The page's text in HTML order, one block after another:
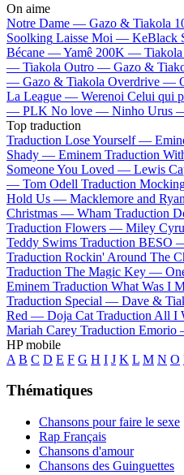
On aime
Notre Dame — Gazo & Tiakola
Soolking Laisse Moi — KeBlack
Bécane —Yamê 200K — Tiakola
— Tiakola Outro — Gazo &
— Gazo & Tiakola Overdrive —
La League — Werenoi Celui qui
— PLK No love — Ninho Urus
Top traduction
Traduction Lose Yourself —
Shady — Eminem Traduction
Someone You Loved — Lewis
— Tom Odell Traduction
Hold Us — Macklemore and
Christmas — Wham Traduction
Traduction Flowers — Miley
Teddy Swims Traduction BESO
Traduction Rockin' Around The
Traduction The Magic Key —
Eminem Traduction What Was I
Traduction Special — Dave &
Red — Doja Cat Traduction All I
Mariah Carey Traduction
HP mobile
A B C D E F G H I J K L M N O
Thématiques
Chansons pour faire le sexe
Rap Français
Chansons d'amour
Chansons des Guinguettes